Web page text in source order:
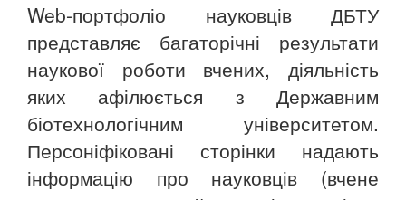
Web-портфоліо науковців ДБТУ
представляє багаторічні результати
наукової роботи вчених, діяльність
яких афілюється з Державним
біотехнологічним університетом.
Персоніфіковані сторінки надають
інформацію про науковців (вчене